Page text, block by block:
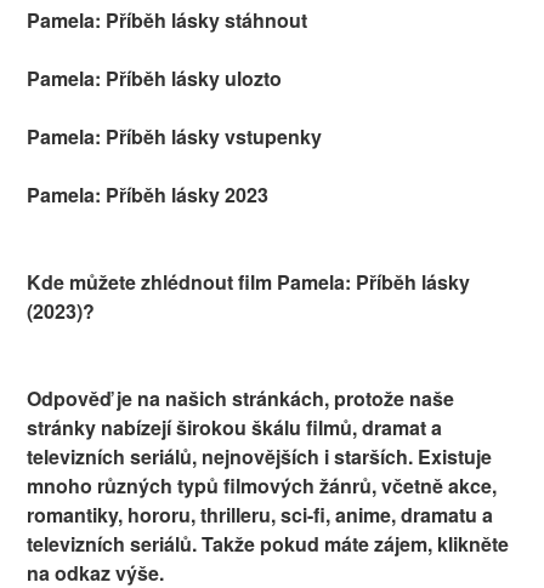
Pamela: Příběh lásky stáhnout
Pamela: Příběh lásky ulozto
Pamela: Příběh lásky vstupenky
Pamela: Příběh lásky 2023
Kde můžete zhlédnout film Pamela: Příběh lásky
(2023)?
Odpověď je na našich stránkách, protože naše
stránky nabízejí širokou škálu filmů, dramat a
televizních seriálů, nejnovějších i starších. Existuje
mnoho různých typů filmových žánrů, včetně akce,
romantiky, hororu, thrilleru, sci-fi, anime, dramatu a
televizních seriálů. Takže pokud máte zájem, klikněte
na odkaz výše.